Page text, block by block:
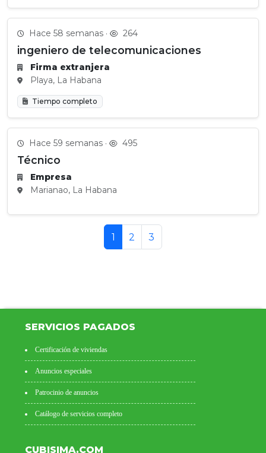
Hace 58 semanas · 264
ingeniero de telecomunicaciones
Firma extranjera
Playa, La Habana
Tiempo completo
Hace 59 semanas · 495
Técnico
Empresa
Marianao, La Habana
1 2 3
SERVICIOS PAGADOS
Certificación de viviendas
Anuncios especiales
Patrocinio de anuncios
Catálogo de servicios completo
CUBISIMA.COM